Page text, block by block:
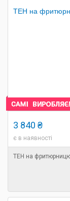
ТЕН на
3 840 ₴
є в наявності
ТЕН на